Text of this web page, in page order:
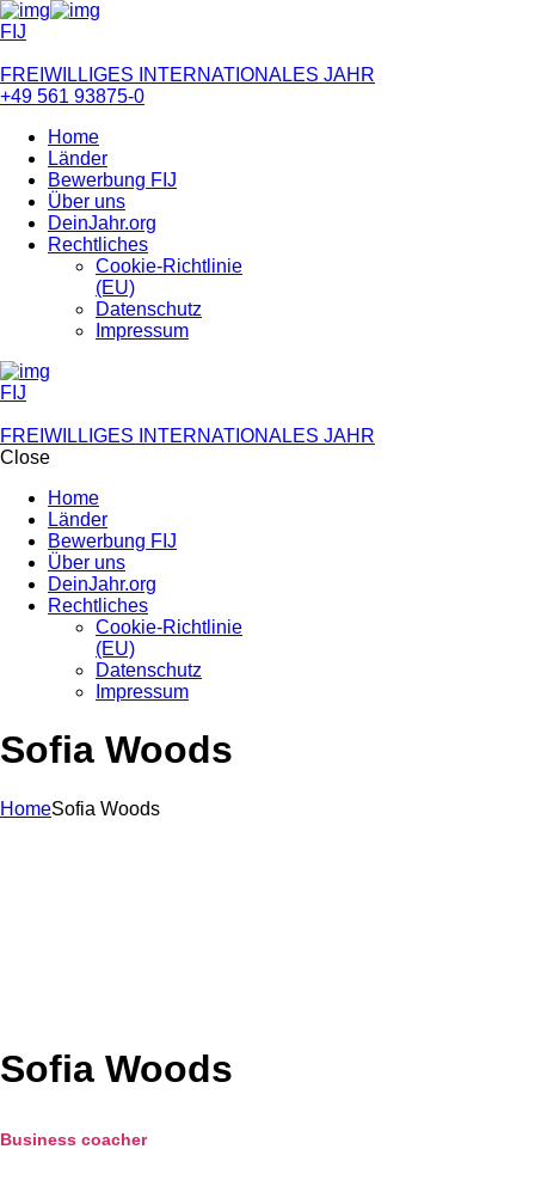
FIJ
FREIWILLIGES INTERNATIONALES JAHR
+49 561 93875-0
Home
Länder
Bewerbung FIJ
Über uns
DeinJahr.org
Rechtliches
Cookie-Richtlinie
(EU)
Datenschutz
Impressum
FIJ
FREIWILLIGES INTERNATIONALES JAHR
Close
Home
Länder
Bewerbung FIJ
Über uns
DeinJahr.org
Rechtliches
Cookie-Richtlinie
(EU)
Datenschutz
Impressum
Sofia Woods
HomeSofia Woods
Sofia Woods
Business coacher